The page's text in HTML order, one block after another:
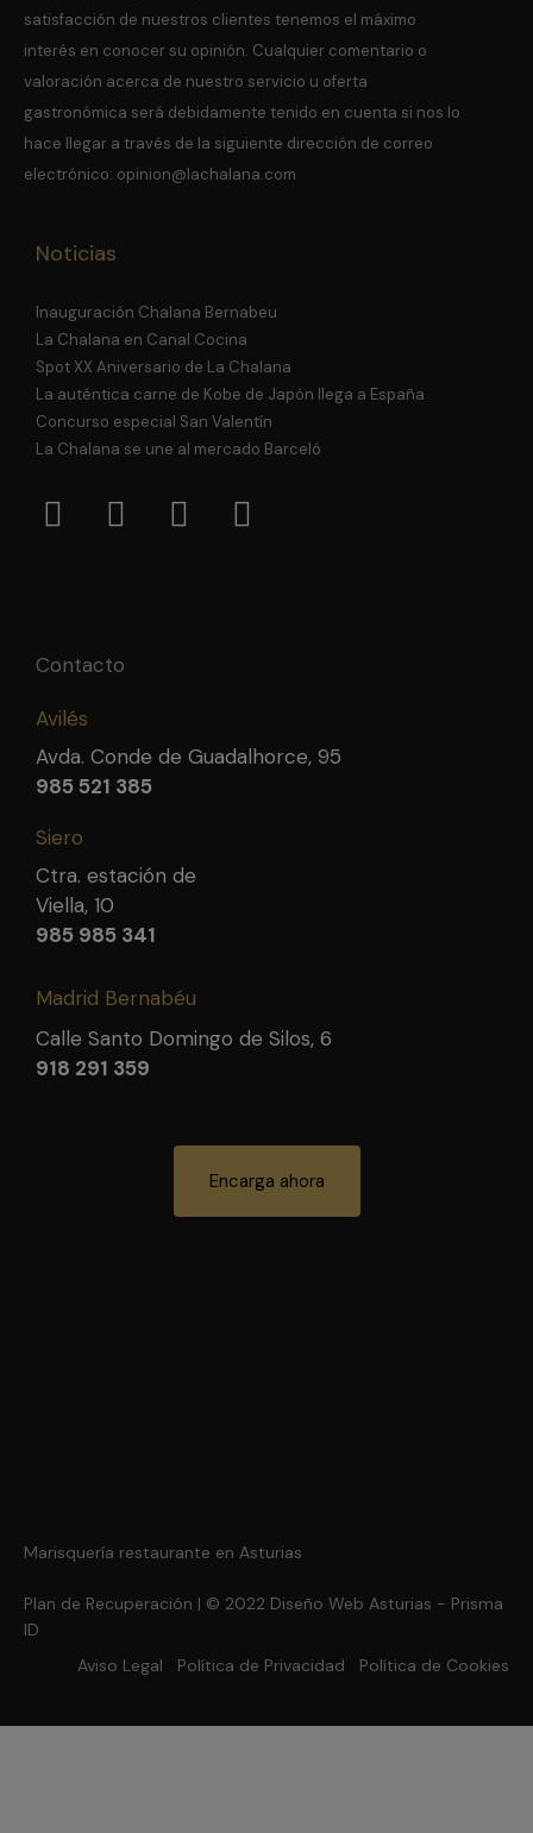
satisfacción de nuestros clientes tenemos el máximo
interés en conocer su opinión. Cualquier comentario o
valoración acerca de nuestro servicio u oferta
gastronómica será debidamente tenido en cuenta si nos lo
hace llegar a través de la siguiente dirección de correo
electrónico: opinion@lachalana.com
Noticias
Inauguración Chalana Bernabeu
La Chalana en Canal Cocina
Spot XX Aniversario de La Chalana
La auténtica carne de Kobe de Japón llega a España
Concurso especial San Valentín
La Chalana se une al mercado Barceló
Contacto
Avilés
Avda. Conde de Guadalhorce, 95
985 521 385
Siero
Ctra. estación de
Viella, 10
985 985 341
Madrid Bernabéu
Calle Santo Domingo de Silos, 6
918 291 359
Encarga ahora
Marisquería restaurante en Asturias
Plan de Recuperación | © 2022 Diseño Web Asturias - Prisma
ID
Aviso Legal
Política de Privacidad Política de Cookies